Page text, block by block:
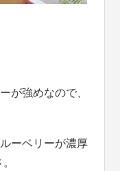
が強めなので、
ーベリーが濃厚